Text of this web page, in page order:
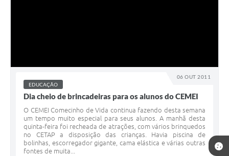
06 OUT 2011
EDUCAÇÃO
Dia cheio de brincadeiras para os alunos do CEMEI
O CEMEI Comecinho de Vida continua fazendo desta semana
um tempo muito especial para seus alunos. A manhã desta
quinta-feira foi recheada de atrações, com vários brinquedos
no CETAP a disposição das crianças. Havia piscina de
bolinhas, escorregador gigante, cama elástica e várias outras
fontes de muita...